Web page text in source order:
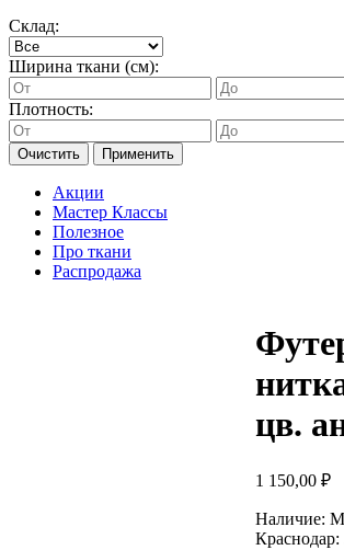
Склад:
Ширина ткани (см):
Плотность:
Очистить Применить
Акции
Мастер Классы
Полезное
Про ткани
Распродажа
цв.
1 150,00 ₽
Наличие:
Краснодар: